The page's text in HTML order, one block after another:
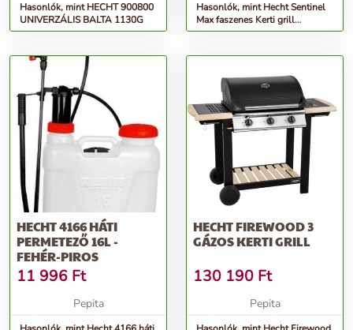
Hasonlók, mint HECHT 900800
UNIVERZÁLIS BALTA 1130G
Hasonlók, mint Hecht Sentinel
Max faszenes Kerti grill
füstölővel
HECHT 4166 HÁTI
PERMETEZŐ 16L -
FEHÉR-PIROS
11 996 Ft
Pepita
HECHT FIREWOOD 3
GÁZOS KERTI GRILL
130 190 Ft
Pepita